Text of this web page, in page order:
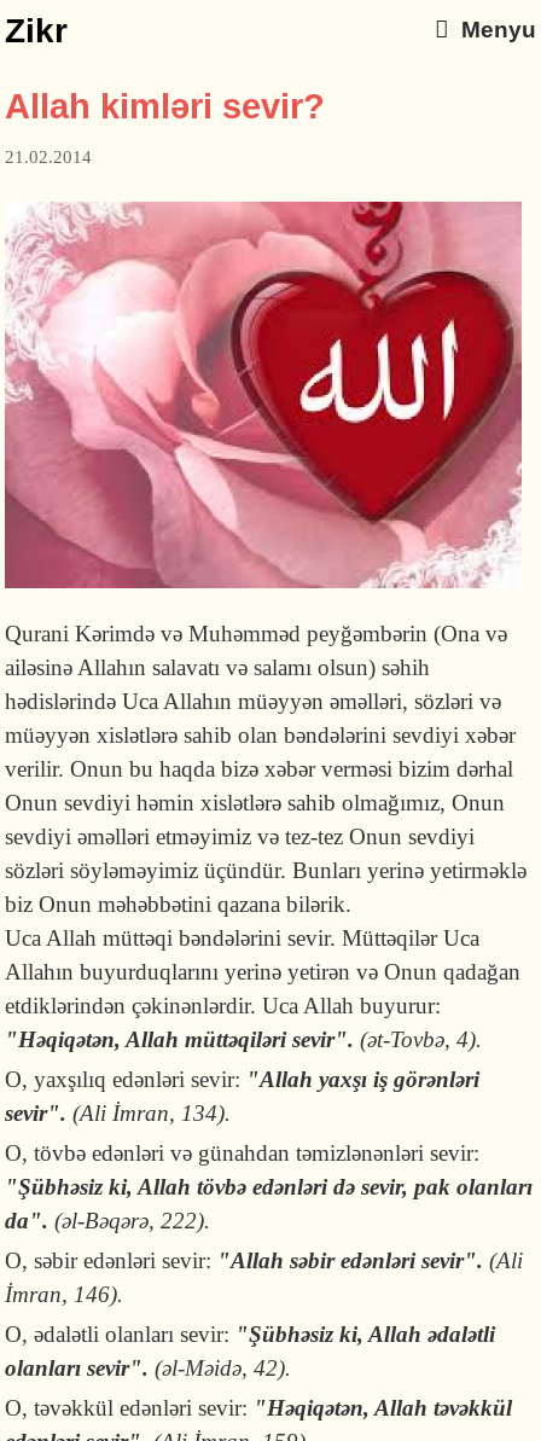
Zikr Menyu
Allah kimləri sevir?
21.02.2014
Qurani Kərimdə və Muhəmməd peyğəmbərin (Ona və
ailəsinə Allahın salavatı və salamı olsun) səhih
hədislərində Uca Allahın müəyyən əməlləri, sözləri və
müəyyən xislətlərə sahib olan bəndələrini sevdiyi xəbər
verilir. Onun bu haqda bizə xəbər verməsi bizim dərhal
Onun sevdiyi həmin xislətlərə sahib olmağımız, Onun
sevdiyi əməlləri etməyimiz və tez-tez Onun sevdiyi
sözləri söyləməyimiz üçündür. Bunları yerinə yetirməklə
biz Onun məhəbbətini qazana bilərik.
Uca Allah müttəqi bəndələrini sevir. Müttəqilər Uca
Allahın buyurduqlarını yerinə yetirən və Onun qadağan
etdiklərindən çəkinənlərdir. Uca Allah buyurur:
"Həqiqətən, Allah müttəqiləri sevir".(ət-Tovbə, 4).
O, yaxşılıq edənləri sevir: "Allah yaxşı iş görənləri
sevir". (Ali İmran, 134).
O, tövbə edənləri və günahdan təmizlənənləri sevir:
"Şübhəsiz ki, Allah tövbə edənləri də sevir, pak olanları
da".(əl-Bəqərə, 222).
O, səbir edənləri sevir: "Allah səbir edənləri sevir". (Ali
İmran, 146).
O, ədalətli olanları sevir: "Şübhəsiz ki, Allah ədalətli
olanları sevir".(əl-Məidə, 42).
O, təvəkkül edənləri sevir: "Həqiqətən, Allah təvəkkül